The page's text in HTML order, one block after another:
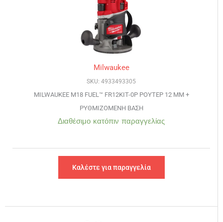
Milwaukee
SKU: 4933493305
MILWAUKEE M18 FUEL™ FR12KIT-0P ΡΟΥΤΕΡ 12 ΜΜ +
ΡΥΘΜΙΖΟΜΕΝΗ ΒΑΣΗ
Διαθέσιμο κατόπιν παραγγελίας
Καλέστε για παραγγελία